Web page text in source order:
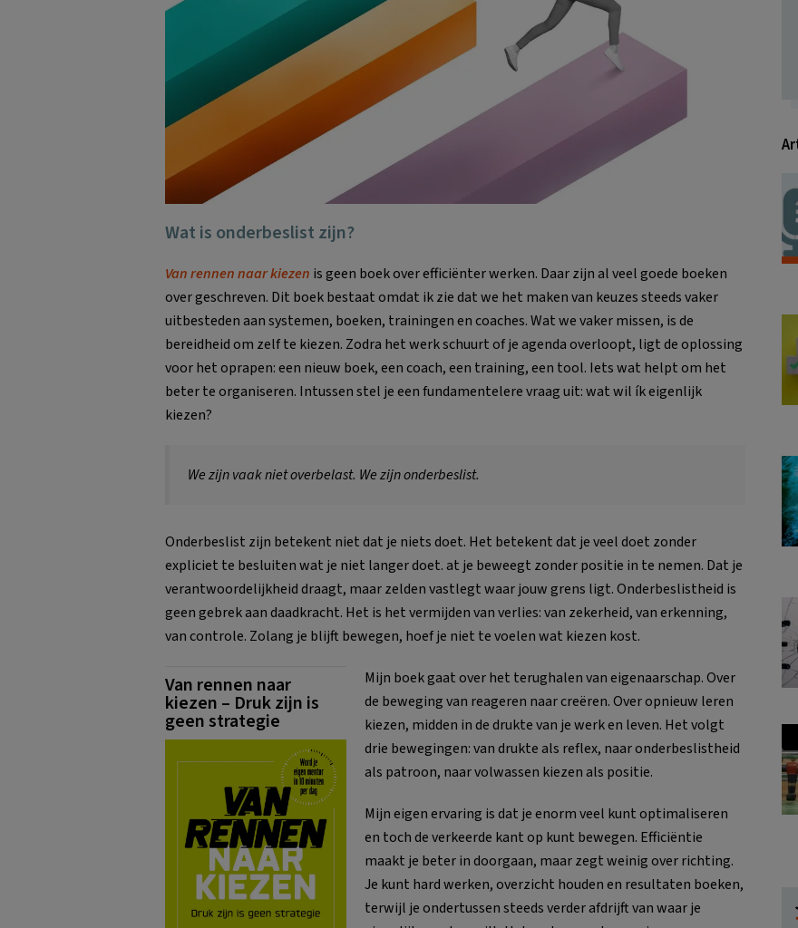
Wat is onderbeslist zijn?
Van rennen naar kiezen is geen boek over efficiënter werken. Daar zijn al veel goede boeken
over geschreven. Dit boek bestaat omdat ik zie dat we het maken van keuzes steeds vaker
uitbesteden aan systemen, boeken, trainingen en coaches. Wat we vaker missen, is de
bereidheid om zelf te kiezen. Zodra het werk schuurt of je agenda overloopt, ligt de oplossing
voor het oprapen: een nieuw boek, een coach, een training, een tool. Iets wat helpt om het
beter te organiseren. Intussen stel je een fundamentelere vraag uit: wat wil ík eigenlijk
kiezen?
We zijn vaak niet overbelast. We zijn onderbeslist.
Onderbeslist zijn betekent niet dat je niets doet. Het betekent dat je veel doet zonder
expliciet te besluiten wat je niet langer doet. at je beweegt zonder positie in te nemen. Dat je
verantwoordelijkheid draagt, maar zelden vastlegt waar jouw grens ligt. Onderbeslistheid is
geen gebrek aan daadkracht. Het is het vermijden van verlies: van zekerheid, van erkenning,
van controle. Zolang je blijft bewegen, hoef je niet te voelen wat kiezen kost.
Van rennen naar
kiezen – Druk zijn is
geen strategie
Mijn boek gaat over het terughalen van eigenaarschap. Over
de beweging van reageren naar creëren. Over opnieuw leren
kiezen, midden in de drukte van je werk en leven. Het volgt
drie bewegingen: van drukte als reflex, naar onderbeslistheid
als patroon, naar volwassen kiezen als positie.
Mijn eigen ervaring is dat je enorm veel kunt optimaliseren
en toch de verkeerde kant op kunt bewegen. Efficiëntie
maakt je beter in doorgaan, maar zegt weinig over richting.
Je kunt hard werken, overzicht houden en resultaten boeken,
terwijl je ondertussen steeds verder afdrijft van waar je